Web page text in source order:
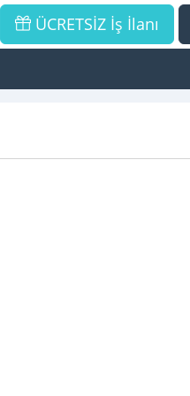
ÜCRETSİZ İş İlanı